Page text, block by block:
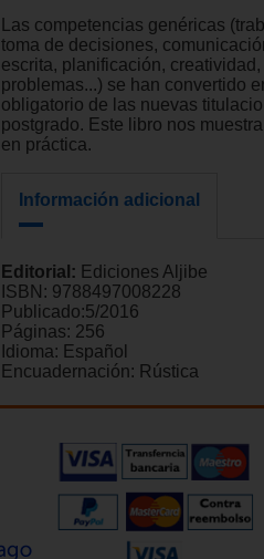
Las competencias genéricas
toma de decisiones,
escrita, planificación,
problemas...) se han convertido
obligatorio de las nuevas
postgrado. Este libro nos
en práctica.
Información adicional
Editorial: Ediciones Aljibe
ISBN: 9788497008228
Publicado:5/2016
Páginas: 256
Idioma: Español
Encuadernación: Rústica